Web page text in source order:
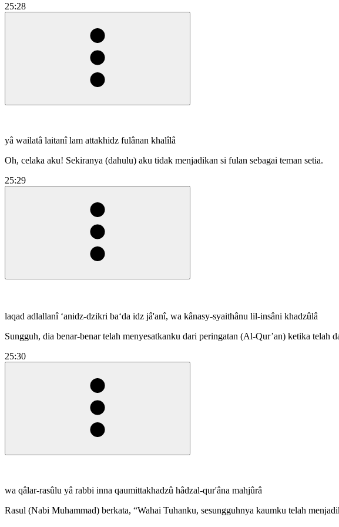
25:28
yâ wailatâ laitanî lam attakhidz fulânan khalîlâ
Oh, celaka aku! Sekiranya (dahulu) aku tidak menjadikan si fulan sebagai teman setia.
25:29
laqad adlallanî ‘anidz-dzikri ba‘da idz jâ'anî, wa kânasy-syaithânu lil-insâni khadzûlâ
Sungguh, dia benar-benar telah menyesatkanku dari peringatan (Al-Qur’an) ketika telah
25:30
wa qâlar-rasûlu yâ rabbi inna qaumittakhadzû hâdzal-qur'âna mahjûrâ
Rasul (Nabi Muhammad) berkata, “Wahai Tuhanku, sesungguhnya kaumku telah